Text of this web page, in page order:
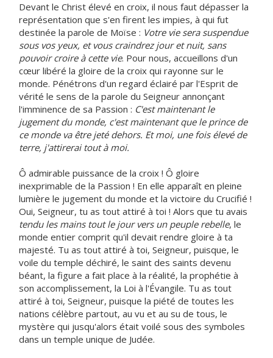
Devant le Christ élevé en croix, il nous faut dépasser la
représentation que s'en firent les impies, à qui fut
destinée la parole de Moïse : Votre vie sera suspendue
sous vos yeux, et vous craindrez jour et nuit, sans
pouvoir croire à cette vie. Pour nous, accueillons d'un
cœur libéré la gloire de la croix qui rayonne sur le
monde. Pénétrons d'un regard éclairé par l'Esprit de
vérité le sens de la parole du Seigneur annonçant
l'imminence de sa Passion : C'est maintenant le
jugement du monde, c'est maintenant que le prince de
ce monde va être jeté dehors. Et moi, une fois élevé de
terre, j'attirerai tout à moi.
Ô admirable puissance de la croix ! Ô gloire
inexprimable de la Passion ! En elle apparaît en pleine
lumière le jugement du monde et la victoire du Crucifié !
Oui, Seigneur, tu as tout attiré à toi ! Alors que tu avais
tendu les mains tout le jour vers un peuple rebelle, le
monde entier comprit qu'il devait rendre gloire à ta
majesté. Tu as tout attiré à toi, Seigneur, puisque, le
voile du temple déchiré, le saint des saints devenu
béant, la figure a fait place à la réalité, la prophétie à
son accomplissement, la Loi à l'Évangile. Tu as tout
attiré à toi, Seigneur, puisque la piété de toutes les
nations célèbre partout, au vu et au su de tous, le
mystère qui jusqu'alors était voilé sous des symboles
dans un temple unique de Judée.